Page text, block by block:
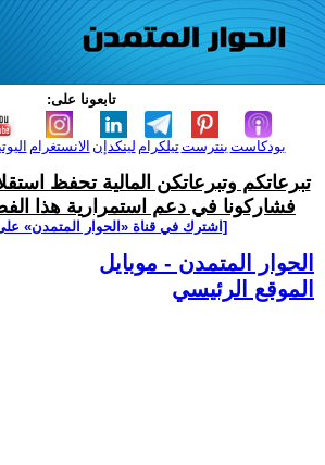
تابعونا على:
الانستغرام لينكدإن تيلكرامبنترست بودكاست
تبرعاتكم وتبرعاتكن المالية تحفظ
فشاركونا في دعم استمرارية هذا
[اشترك في قناة ‫«الحوار المتمدن»
الحوار المتمدن - موبايل
الموقع الرئيسي